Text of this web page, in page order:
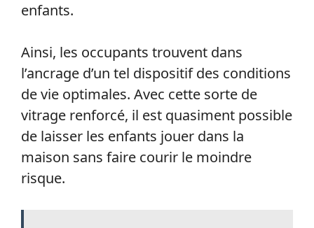
enfants.
Ainsi, les occupants trouvent dans
l’ancrage d’un tel dispositif des conditions
de vie optimales. Avec cette sorte de
vitrage renforcé, il est quasiment possible
de laisser les enfants jouer dans la
maison sans faire courir le moindre
risque.